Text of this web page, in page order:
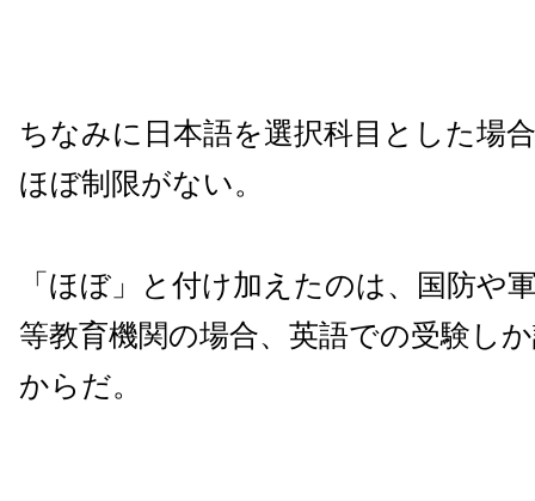
ちなみに日本語を選択科目とした場
ほぼ制限がない。
「ほぼ」と付け加えたのは、国防や
等教育機関の場合、英語での受験し
からだ。